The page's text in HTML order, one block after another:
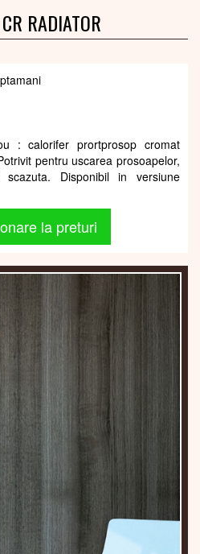
RADIATOR
: calorifer prortprosop cromat
pentru uscarea prosoapelor,
Disponibil in versiune
la preturi